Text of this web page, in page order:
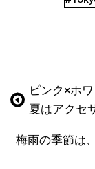
ピンク×ホ
夏はアクセ
梅雨の季節は